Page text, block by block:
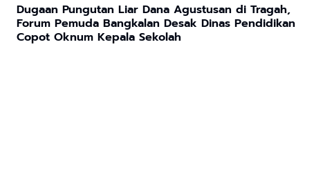
Dugaan Pungutan Liar Dana Agustusan di Tragah,
Forum Pemuda Bangkalan Desak Dinas Pendidikan
Copot Oknum Kepala Sekolah